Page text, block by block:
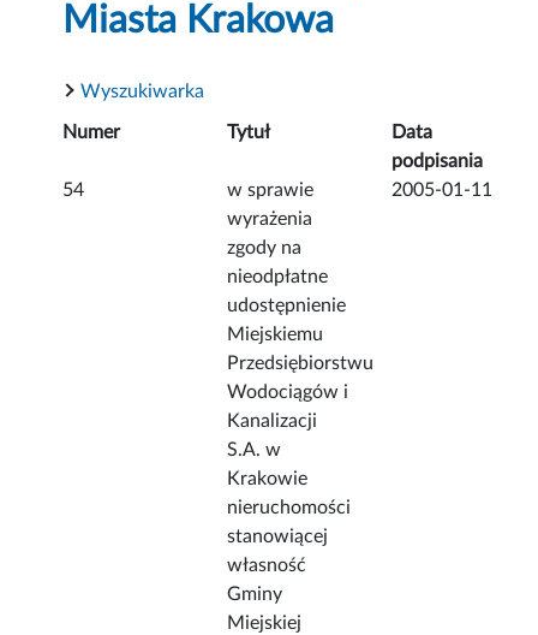
Miasta Krakowa
Wyszukiwarka
Numer Tytuł
Data
podpisania
54
w sprawie
wyrażenia
zgody na
nieodpłatne
udostępnienie
Miejskiemu
Przedsiębiorstwu
Wodociągów i
Kanalizacji
S.A. w
Krakowie
nieruchomości
stanowiącej
własność
Gminy
Miejskiej
2005-01-11